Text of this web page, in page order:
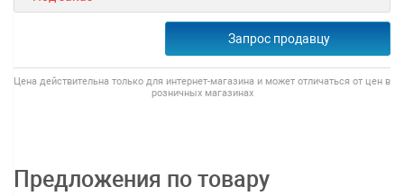
Запрос продавцу
Цена действительна только для интернет-магазина и может отличаться от цен в
розничных магазинах
Предложения по товару